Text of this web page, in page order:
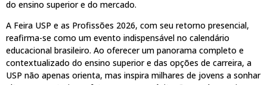
do ensino superior e do mercado.
A Feira USP e as Profissões 2026, com seu retorno presencial,
reafirma-se como um evento indispensável no calendário
educacional brasileiro. Ao oferecer um panorama completo e
contextualizado do ensino superior e das opções de carreira, a
USP não apenas orienta, mas inspira milhares de jovens a sonhar